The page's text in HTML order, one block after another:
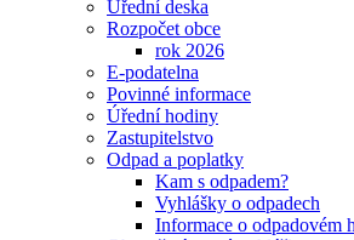
Úřední deska
Rozpočet obce
rok 2026
E-podatelna
Povinné informace
Úřední hodiny
Zastupitelstvo
Odpad a poplatky
Kam s odpadem?
Vyhlášky o odpadech
Informace o odpadovém